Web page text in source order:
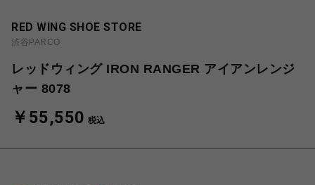
RED WING SHOE STORE
渋谷PARCO
レッドウィング IRON RANGER アイアンレンジ
ャー 8078
￥55,550 税込